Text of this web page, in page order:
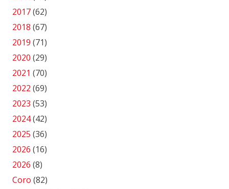
2017(62)
2018 (67)
2019 (71)
2020 (29)
2021 (70)
2022 (69)
2023 (53)
2024(42)
2025 (36)
2026 (16)
2026 (8)
Coro (82)